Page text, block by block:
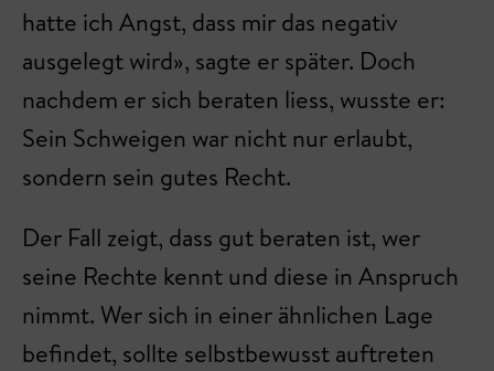
hatte ich Angst, dass mir das negativ
ausgelegt wird», sagte er später. Doch
nachdem er sich beraten liess, wusste er:
Sein Schweigen war nicht nur erlaubt,
sondern sein gutes Recht.
Der Fall zeigt, dass gut beraten ist, wer
seine Rechte kennt und diese in Anspruch
nimmt. Wer sich in einer ähnlichen Lage
befindet, sollte selbstbewusst auftreten